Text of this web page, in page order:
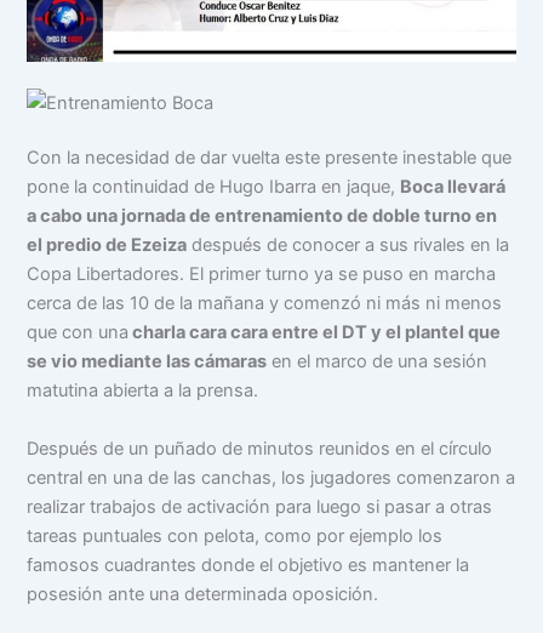
Con la necesidad de dar vuelta este presente inestable que
pone la continuidad de Hugo Ibarra en jaque, Boca llevará
a cabo una jornada de entrenamiento de doble turno en
el predio de Ezeiza después de conocer a sus rivales en la
Copa Libertadores. El primer turno ya se puso en marcha
cerca de las 10 de la mañana y comenzó ni más ni menos
que con una charla cara cara entre el DT y el plantel que
se vio mediante las cámaras en el marco de una sesión
matutina abierta a la prensa.
Después de un puñado de minutos reunidos en el círculo
central en una de las canchas, los jugadores comenzaron a
realizar trabajos de activación para luego si pasar a otras
tareas puntuales con pelota, como por ejemplo los
famosos cuadrantes donde el objetivo es mantener la
posesión ante una determinada oposición.